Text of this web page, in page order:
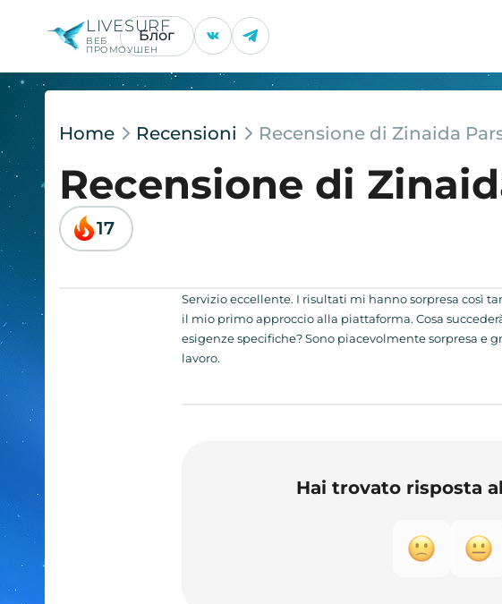
LIVESURF
ВЕБ
ПРОМОУШЕН
Блог
Home Recensioni Recensione di Zinaida
Recensione di
17
Servizio eccellente. I risultati mi hanno sorpresa così
il mio primo approccio alla piattaforma. Cosa
esigenze specifiche? Sono piacevolmente sorpresa e
lavoro.
Hai trovato risposta